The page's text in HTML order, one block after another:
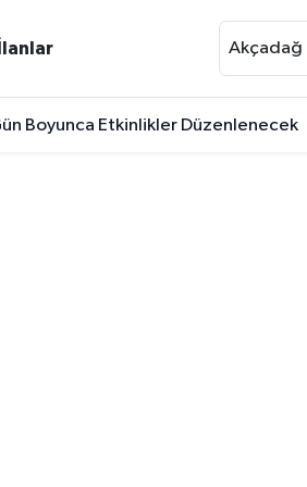
Akçadağ
Boyunca Etkinlikler Düzenlenecek